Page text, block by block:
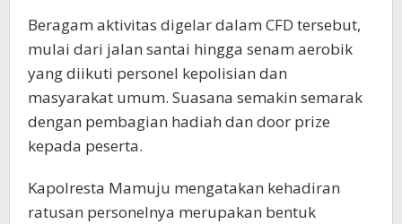
Beragam aktivitas digelar dalam CFD tersebut,
mulai dari jalan santai hingga senam aerobik
yang diikuti personel kepolisian dan
masyarakat umum. Suasana semakin semarak
dengan pembagian hadiah dan door prize
kepada peserta.
Kapolresta Mamuju mengatakan kehadiran
ratusan personelnya merupakan bentuk